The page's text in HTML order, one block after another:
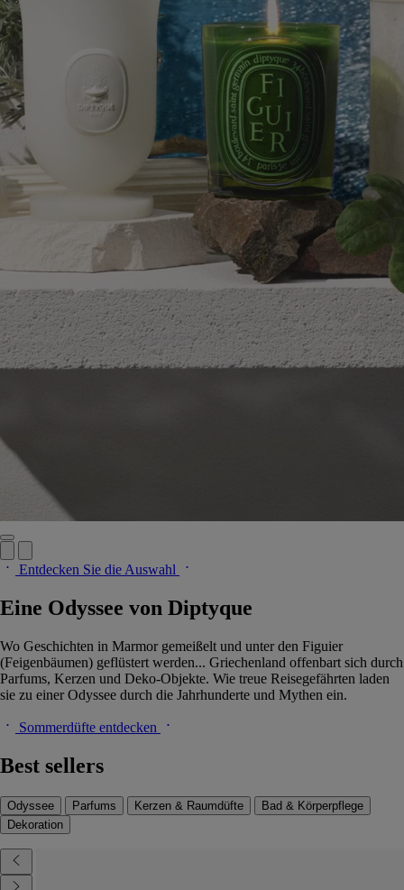
Entdecken Sie die Auswahl
Eine Odyssee von Diptyque
Wo Geschichten in Marmor gemeißelt und unter den Figuier
(Feigenbäumen) geflüstert werden... Griechenland offenbart sich durch
Parfums, Kerzen und Deko-Objekte. Wie treue Reisegefährten laden
sie zu einer Odyssee durch die Jahrhunderte und Mythen ein.
Sommerdüfte entdecken
Best sellers
Odyssee Parfums Kerzen & Raumdüfte
Bad & Körperpflege
Dekoration